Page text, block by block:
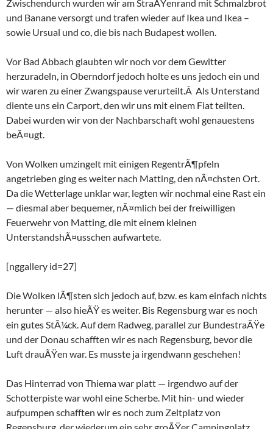
Zwischendurch wurden wir am StraÃŸenrand mit Schmalzbrot
und Banane versorgt und trafen wieder auf Ikea und Ikea –
sowie Ursual und co, die bis nach Budapest wollen.
Vor Bad Abbach glaubten wir noch vor dem Gewitter
herzuradeln, in Oberndorf jedoch holte es uns jedoch ein und
wir waren zu einer Zwangspause verurteilt.Â Als Unterstand
diente uns ein Carport, den wir uns mit einem Fiat teilten.
Dabei wurden wir von der Nachbarschaft wohl genauestens
beÃ¤ugt.
Von Wolken umzingelt mit einigen RegentrÃ¶pfeln
angetrieben ging es weiter nach Matting, den nÃ¤chsten Ort.
Da die Wetterlage unklar war, legten wir nochmal eine Rast ein
— diesmal aber bequemer, nÃ¤mlich bei der freiwilligen
Feuerwehr von Matting, die mit einem kleinen
UnterstandshÃ¤usschen aufwartete.
[nggallery id=27]
Die Wolken lÃ¶sten sich jedoch auf, bzw. es kam einfach nichts
herunter — also hieÃŸ es weiter. Bis Regensburg war es noch
ein gutes StÃ¼ck. Auf dem Radweg, parallel zur BundestraÃŸe
und der Donau schafften wir es nach Regensburg, bevor die
Luft drauÃŸen war. Es musste ja irgendwann geschehen!
Das Hinterrad von Thiema war platt — irgendwo auf der
Schotterpiste war wohl eine Scherbe. Mit hin- und wieder
aufpumpen schafften wir es noch zum Zeltplatz von